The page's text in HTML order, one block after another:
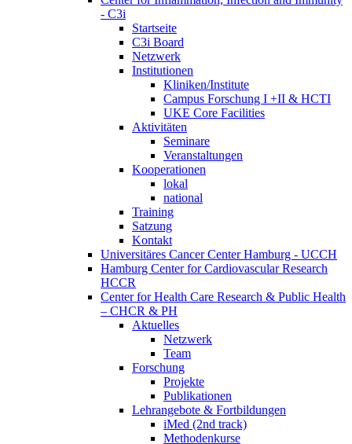
- C3i
Startseite
C3i Board
Netzwerk
Institutionen
Kliniken/Institute
Campus Forschung I +II & HCTI
UKE Core Facilities
Aktivitäten
Seminare
Veranstaltungen
Kooperationen
lokal
national
Training
Satzung
Kontakt
Universitäres Cancer Center Hamburg - UCCH
Hamburg Center for Cardiovascular Research
HCCR
Center for Health Care Research & Public Health
– CHCR & PH
Aktuelles
Netzwerk
Team
Forschung
Projekte
Publikationen
Lehrangebote & Fortbildungen
iMed (2nd track)
Methodenkurse